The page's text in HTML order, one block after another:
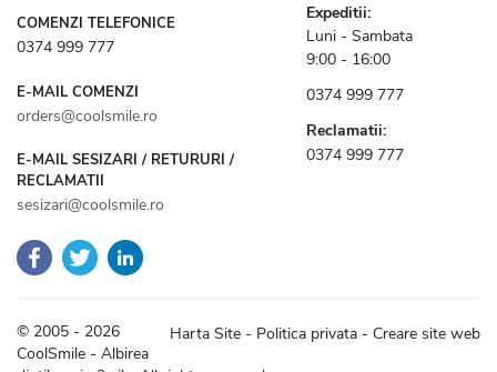
Expeditii:
Luni - Sambata
9:00 - 16:00
0374 999 777
Reclamatii:
0374 999 777
COMENZI TELEFONICE
0374 999 777
E-MAIL COMENZI
orders@coolsmile.ro
E-MAIL SESIZARI / RETURURI /
RECLAMATII
sesizari@coolsmile.ro
Harta Site - Politica privata - Creare site web
© 2005 - 2026
CoolSmile - Albirea